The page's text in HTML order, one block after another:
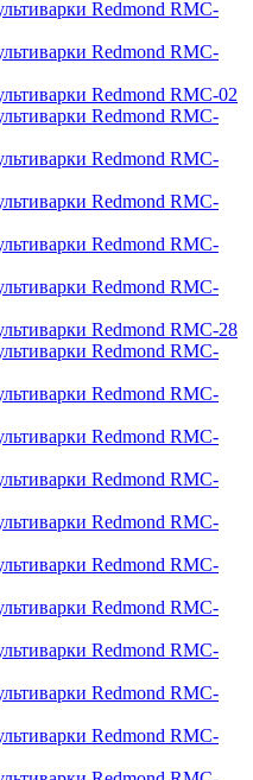
Redmond RMC-
Redmond RMC-
Redmond RMC-02
Redmond RMC-
Redmond RMC-
Redmond RMC-
Redmond RMC-
Redmond RMC-
Redmond RMC-28
Redmond RMC-
Redmond RMC-
Redmond RMC-
Redmond RMC-
Redmond RMC-
Redmond RMC-
Redmond RMC-
Redmond RMC-
Redmond RMC-
Redmond RMC-